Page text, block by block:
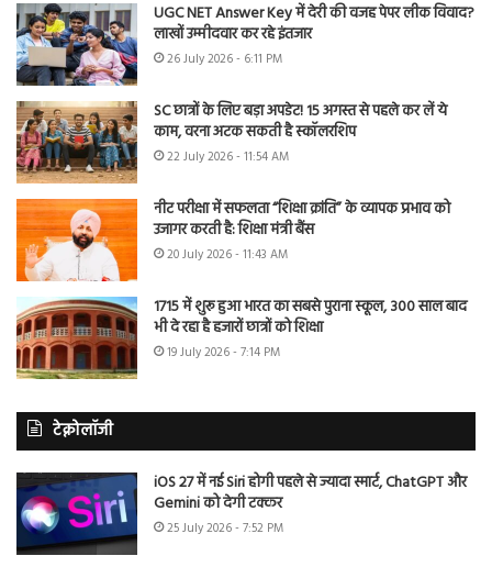
UGC NET Answer Key में देरी की वजह पेपर लीक विवाद?
लाखों उम्मीदवार कर रहे इंतजार
26 July 2026 - 6:11 PM
SC छात्रों के लिए बड़ा अपडेट! 15 अगस्त से पहले कर लें ये
काम, वरना अटक सकती है स्कॉलरशिप
22 July 2026 - 11:54 AM
नीट परीक्षा में सफलता “शिक्षा क्रांति” के व्यापक प्रभाव को
उजागर करती है: शिक्षा मंत्री बैंस
20 July 2026 - 11:43 AM
1715 में शुरू हुआ भारत का सबसे पुराना स्कूल, 300 साल बाद
भी दे रहा है हजारों छात्रों को शिक्षा
19 July 2026 - 7:14 PM
टेक्नोलॉजी
iOS 27 में नई Siri होगी पहले से ज्यादा स्मार्ट, ChatGPT और
Gemini को देगी टक्कर
25 July 2026 - 7:52 PM